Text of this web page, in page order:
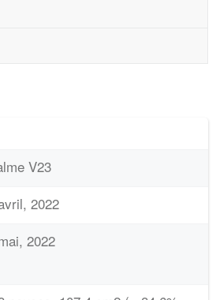
V23
2022
2022